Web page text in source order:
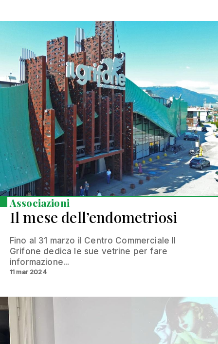
Associazioni
Il mese dell’endometriosi
Fino al 31 marzo il Centro Commerciale Il
Grifone dedica le sue vetrine per fare
informazione...
11 mar 2024